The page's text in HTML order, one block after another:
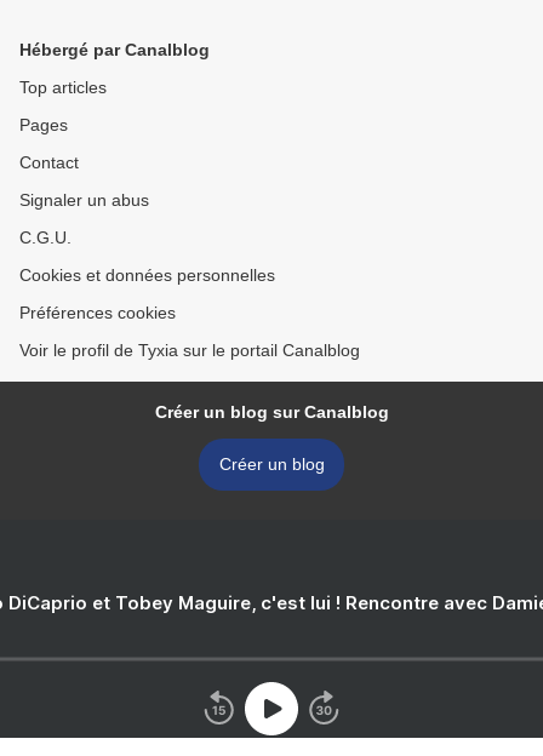
Hébergé par Canalblog
Top articles
Pages
Contact
Signaler un abus
C.G.U.
Cookies et données personnelles
Préférences cookies
Voir le profil de Tyxia sur le portail Canalblog
Créer un blog sur Canalblog
Créer un blog
DiCaprio et Tobey Maguire, c'est lui ! Rencontre avec